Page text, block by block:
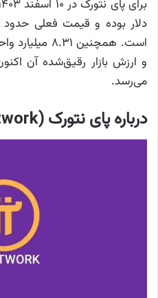
است. همچنین
می‌رسد.
درباره پای نتورک (Pi Network)